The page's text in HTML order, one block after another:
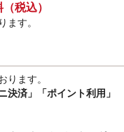
税込）
ます。
ります。
決済」「ポイント利用」